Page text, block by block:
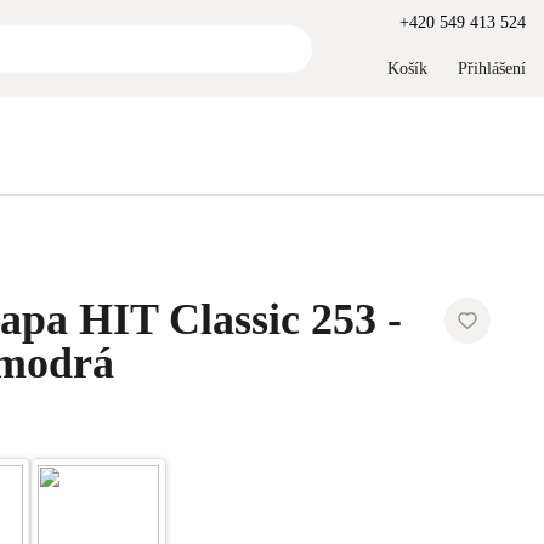
+420 549 413 524
Košík Přihlášení
HIT Classic 253 -